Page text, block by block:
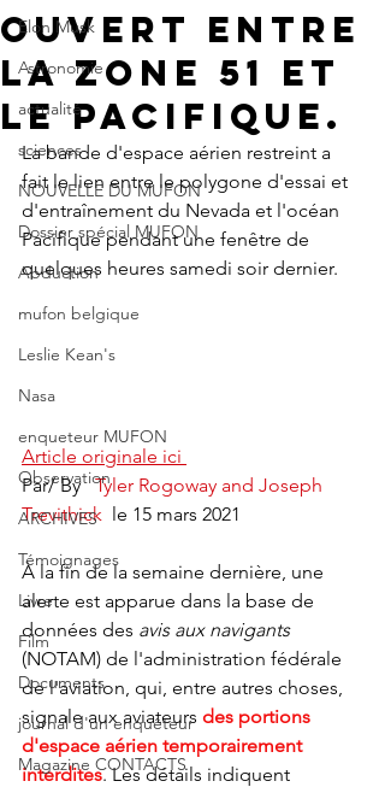
Elon Musk
Astronomie
actualité
sciences
NOUVELLE DU MUFON
Dossier spécial MUFON
Abduction
mufon belgique
Leslie Kean's
Nasa
enqueteur MUFON
Observation
ARCHIVES
Témoignages
Livre
Film
Documents
journal d'un enquêteur
Magazine CONTACTS
ouvert entre
la zone 51 et
le Pacifique.
La bande d'espace aérien restreint a
fait le lien entre le polygone d'essai et
d'entraînement du Nevada et l'océan
Pacifique pendant une fenêtre de
quelques heures samedi soir dernier.
Article originale ici
Par/ By Tyler Rogoway and Joseph
Trevithick
  le 15 mars 2021
À la fin de la semaine dernière, une
alerte est apparue dans la base de
données des avis aux navigants
(NOTAM) de l'administration fédérale
de l'aviation, qui, entre autres choses,
signale aux aviateurs des portions
d'espace aérien temporairement
interdites. Les détails indiquent